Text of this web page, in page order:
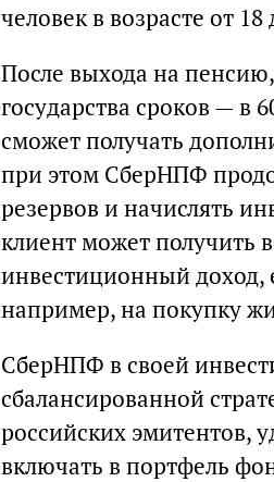
человек в возрасте от 18
После выхода на
государства сроков — в
сможет получать
при этом СберНПФ
резервов и начислять
клиент может
инвестиционный доход,
например, на покупку
СберНПФ в своей
сбалансированной
российских эмитентов,
включать в портфель